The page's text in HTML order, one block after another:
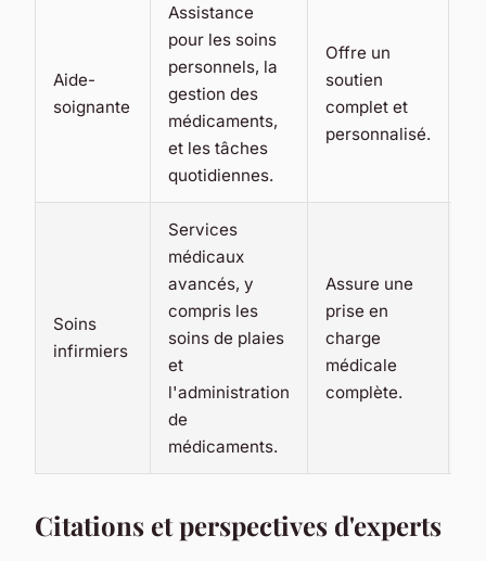
Aide-
soignante
Assistance
pour les soins
personnels, la
gestion des
médicaments,
et les tâches
quotidiennes.
Offre un
soutien
complet et
personnalisé.
Soins
infirmiers
Services
médicaux
avancés, y
compris les
soins de plaies
et
l'administration
de
médicaments.
Assure une
prise en
charge
médicale
complète.
Citations et perspectives d'experts